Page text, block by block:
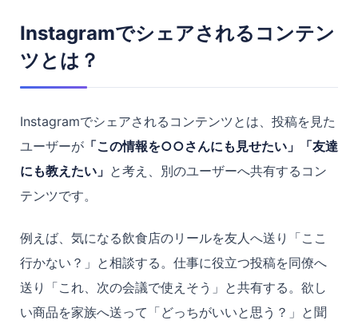
Instagramでシェアされるコンテン
ツとは？
Instagramでシェアされるコンテンツとは、投稿を見た
ユーザーが 「この情報を○○さんにも見せたい」「友達
にも教えたい」 と考え、別のユーザーへ共有するコン
テンツです。
例えば、気になる飲食店のリールを友人へ送り「ここ
行かない？」と相談する。仕事に役立つ投稿を同僚へ
送り「これ、次の会議で使えそう」と共有する。欲し
い商品を家族へ送って「どっちがいいと思う？」と聞